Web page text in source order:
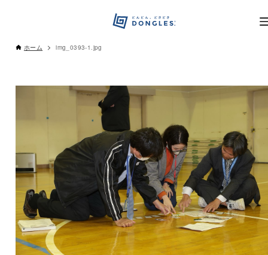
ホーム img_0393-1.jpg